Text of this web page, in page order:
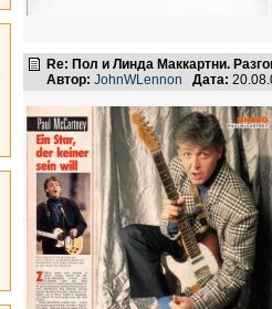
Re: Пол и Линда Маккартни.
Автор: JohnWLennon Дата: